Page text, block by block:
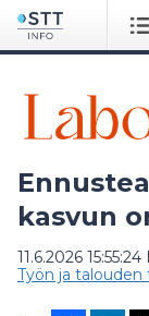
kasvun
11.6.2026 15:55:24
Työn ja